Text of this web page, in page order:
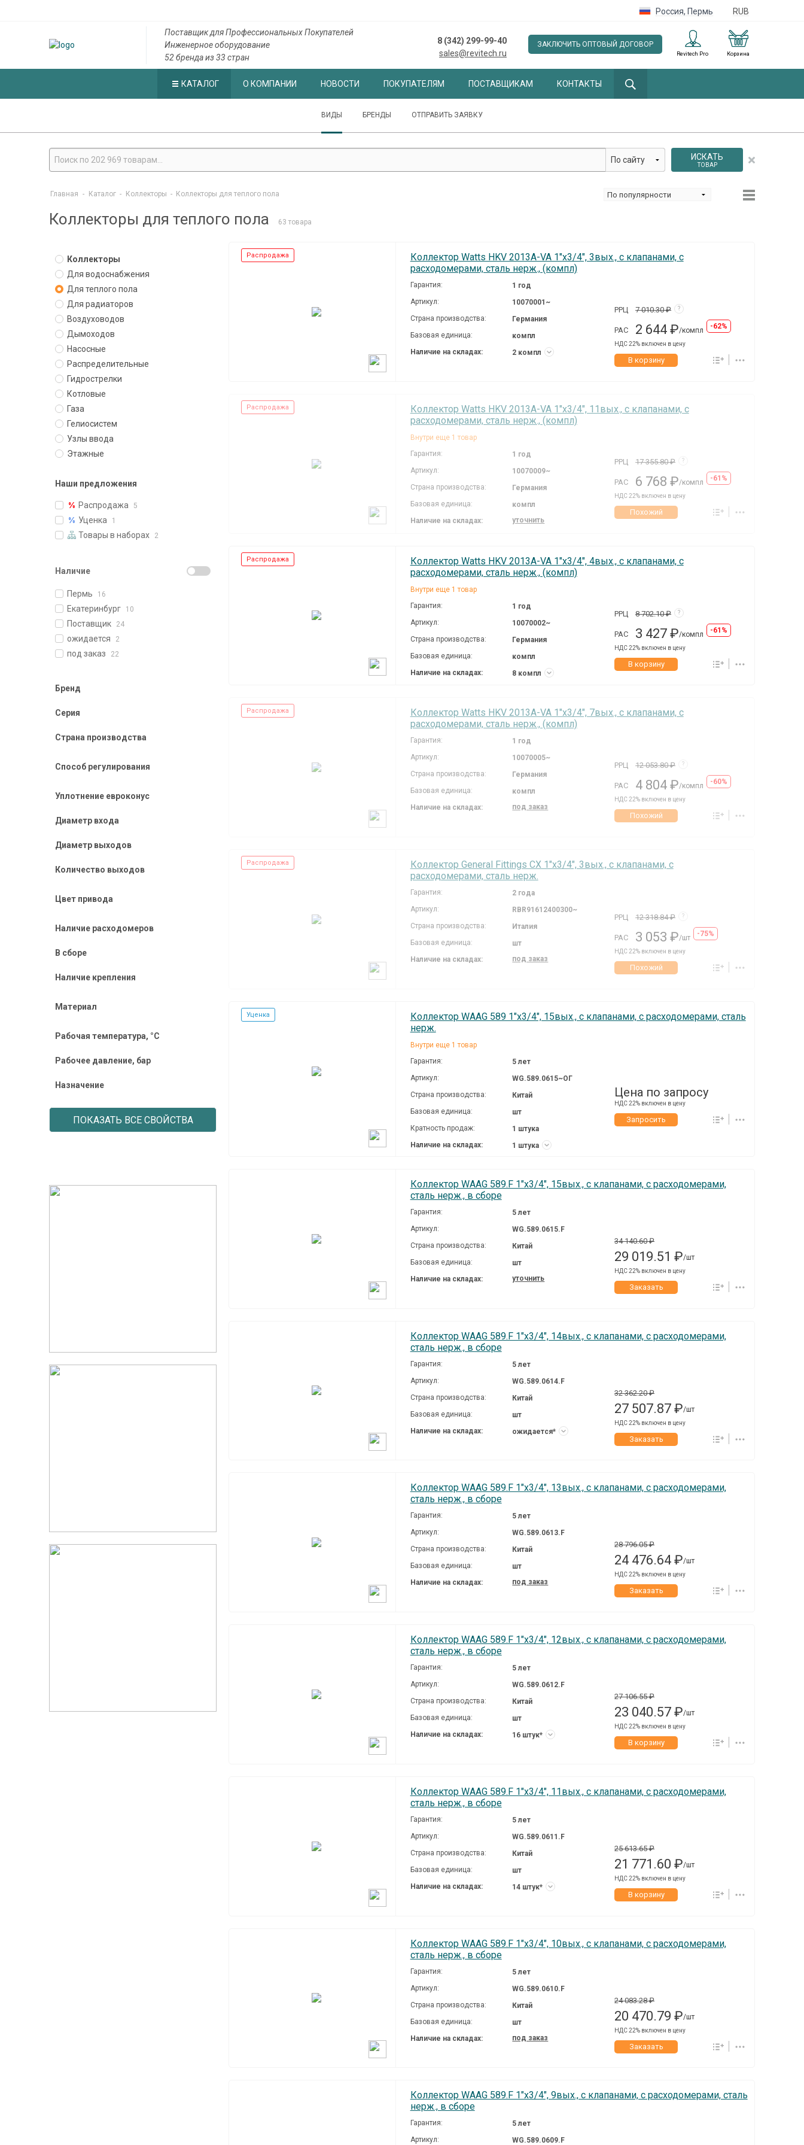
Россия, Пермь RUB
Корзина
Revitech Pro
ЗАКЛЮЧИТЬ ОПТОВЫЙ ДОГОВОР
8 (342) 299-99-40
sales@revitech.ru
Поставщик для Профессиональных Покупателей
Инженерное оборудование
52 бренда из 33 стран
КАТАЛОГ О КОМПАНИИ НОВОСТИ ПОКУПАТЕЛЯМ ПОСТАВЩИКАМ КОНТАКТЫ
ВИДЫ БРЕНДЫ ОТПРАВИТЬ ЗАЯВКУ
ИСКАТЬ
ТОВАР
Главная - Каталог - Коллекторы - Коллекторы для теплого пола
Коллекторы для теплого пола 63 товара
Коллекторы
Для водоснабжения
Для теплого пола
Для радиаторов
Воздуховодов
Дымоходов
Насосные
Распределительные
Гидрострелки
Котловые
Газа
Гелиосистем
Узлы ввода
Этажные
Наши предложения
Распродажа 5
Уценка 1
Товары в наборах 2
Наличие
Пермь 16
Екатеринбург 10
Поставщик 24
ожидается 2
под заказ 22
Бренд
Серия
Страна производства
Способ регулирования
Уплотнение евроконус
Диаметр входа
Диаметр выходов
Количество выходов
Цвет привода
Наличие расходомеров
В сборе
Наличие крепления
Материал
Рабочая температура, °C
Рабочее давление, бар
Назначение
ПОКАЗАТЬ ВСЕ СВОЙСТВА
Распродажа
Коллектор Watts HKV 2013A-VA 1"х3/4", 3вых., c клапанами, с
расходомерами, сталь нерж., (компл)
Гарантия:
1 год
Артикул:
10070001~
Страна производства:
Германия
Базовая единица:
компл
Наличие на складах:
2 компл
РРЦ 7 010.30 ₽ ?
РАС 2 644 ₽/компл -62%
НДС 22% включен в цену
В корзину
Распродажа
Коллектор Watts HKV 2013A-VA 1"х3/4", 11вых., c клапанами, с
расходомерами, сталь нерж., (компл)
Внутри еще 1 товар
Гарантия:
1 год
Артикул:
10070009~
Страна производства:
Германия
Базовая единица:
компл
Наличие на складах:
уточнить
РРЦ 17 355.80 ₽ ?
РАС 6 768 ₽/компл -61%
НДС 22% включен в цену
Похожий
Распродажа
Коллектор Watts HKV 2013A-VA 1"х3/4", 4вых., c клапанами, с
расходомерами, сталь нерж., (компл)
Внутри еще 1 товар
Гарантия:
1 год
Артикул:
10070002~
Страна производства:
Германия
Базовая единица:
компл
Наличие на складах:
8 компл
РРЦ 8 702.10 ₽ ?
РАС 3 427 ₽/компл -61%
НДС 22% включен в цену
В корзину
Распродажа
Коллектор Watts HKV 2013A-VA 1"х3/4", 7вых., c клапанами, с
расходомерами, сталь нерж., (компл)
Гарантия:
1 год
Артикул:
10070005~
Страна производства:
Германия
Базовая единица:
компл
Наличие на складах:
под заказ
РРЦ 12 053.80 ₽ ?
РАС 4 804 ₽/компл -60%
НДС 22% включен в цену
Похожий
Распродажа
Коллектор General Fittings CX 1"х3/4", 3вых., c клапанами, с
расходомерами, сталь нерж.
Гарантия:
2 года
Артикул:
RBR91612400300~
Страна производства:
Италия
Базовая единица:
шт
Наличие на складах:
под заказ
РРЦ 12 318.84 ₽ ?
РАС 3 053 ₽/шт -75%
НДС 22% включен в цену
Похожий
Уценка
Коллектор WAAG 589 1"х3/4", 15вых., c клапанами, с расходомерами, сталь
нерж.
Внутри еще 1 товар
Гарантия:
5 лет
Артикул:
WG.589.0615~ОГ
Страна производства:
Китай
Базовая единица:
шт
Кратность продаж:
1 штука
Наличие на складах:
1 штука
Цена по запросу
НДС 22% включен в цену
Запросить
Коллектор WAAG 589.F 1"х3/4", 15вых., c клапанами, с расходомерами,
сталь нерж., в сборе
Гарантия:
5 лет
Артикул:
WG.589.0615.F
Страна производства:
Китай
Базовая единица:
шт
Наличие на складах:
уточнить
34 140.60 ₽
29 019.51 ₽/шт
НДС 22% включен в цену
Заказать
Коллектор WAAG 589.F 1"х3/4", 14вых., c клапанами, с расходомерами,
сталь нерж., в сборе
Гарантия:
5 лет
Артикул:
WG.589.0614.F
Страна производства:
Китай
Базовая единица:
шт
Наличие на складах:
ожидается*
32 362.20 ₽
27 507.87 ₽/шт
НДС 22% включен в цену
Заказать
Коллектор WAAG 589.F 1"х3/4", 13вых., c клапанами, с расходомерами,
сталь нерж., в сборе
Гарантия:
5 лет
Артикул:
WG.589.0613.F
Страна производства:
Китай
Базовая единица:
шт
Наличие на складах:
под заказ
28 796.05 ₽
24 476.64 ₽/шт
НДС 22% включен в цену
Заказать
Коллектор WAAG 589.F 1"х3/4", 12вых., c клапанами, с расходомерами,
сталь нерж., в сборе
Гарантия:
5 лет
Артикул:
WG.589.0612.F
Страна производства:
Китай
Базовая единица:
шт
Наличие на складах:
16 штук*
27 106.55 ₽
23 040.57 ₽/шт
НДС 22% включен в цену
В корзину
Коллектор WAAG 589.F 1"х3/4", 11вых., c клапанами, с расходомерами,
сталь нерж., в сборе
Гарантия:
5 лет
Артикул:
WG.589.0611.F
Страна производства:
Китай
Базовая единица:
шт
Наличие на складах:
14 штук*
25 613.65 ₽
21 771.60 ₽/шт
НДС 22% включен в цену
В корзину
Коллектор WAAG 589.F 1"х3/4", 10вых., c клапанами, с расходомерами,
сталь нерж., в сборе
Гарантия:
5 лет
Артикул:
WG.589.0610.F
Страна производства:
Китай
Базовая единица:
шт
Наличие на складах:
под заказ
24 083.28 ₽
20 470.79 ₽/шт
НДС 22% включен в цену
Заказать
Коллектор WAAG 589.F 1"х3/4", 9вых., c клапанами, с расходомерами, сталь
нерж., в сборе
Гарантия:
5 лет
Артикул:
WG.589.0609.F